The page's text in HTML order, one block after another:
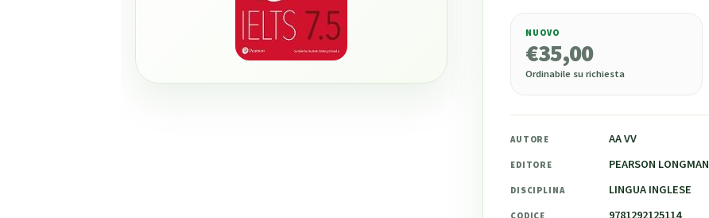
35,00
NUOVO
€35,00
Ordinabile su richiesta
AUTORE AA VV
EDITORE PEARSON LONGMAN
DISCIPLINA LINGUA INGLESE